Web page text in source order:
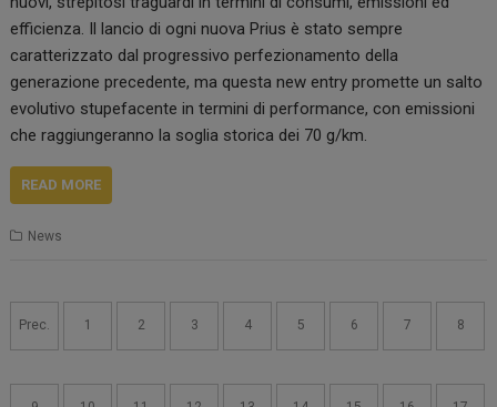
efficienza. Il lancio di ogni nuova Prius è stato sempre
caratterizzato dal progressivo perfezionamento della
generazione precedente, ma questa new entry promette un salto
evolutivo stupefacente in termini di performance, con emissioni
che raggiungeranno la soglia storica dei 70 g/km.
READ MORE
News
Navigazione
articoli
Prec. 1 2 3 4 5 6 7 8